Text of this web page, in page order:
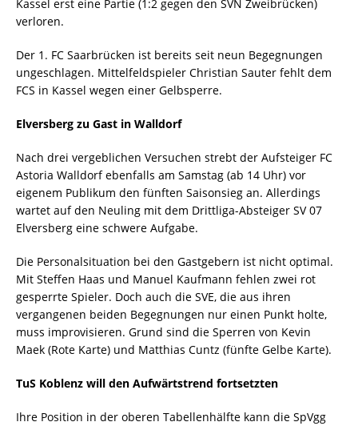
Kassel erst eine Partie (1:2 gegen den SVN Zweibrücken)
verloren.
Der 1. FC Saarbrücken ist bereits seit neun Begegnungen
ungeschlagen. Mittelfeldspieler Christian Sauter fehlt dem
FCS in Kassel wegen einer Gelbsperre.
Elversberg zu Gast in Walldorf
Nach drei vergeblichen Versuchen strebt der Aufsteiger FC
Astoria Walldorf ebenfalls am Samstag (ab 14 Uhr) vor
eigenem Publikum den fünften Saisonsieg an. Allerdings
wartet auf den Neuling mit dem Drittliga-Absteiger SV 07
Elversberg eine schwere Aufgabe.
Die Personalsituation bei den Gastgebern ist nicht optimal.
Mit Steffen Haas und Manuel Kaufmann fehlen zwei rot
gesperrte Spieler. Doch auch die SVE, die aus ihren
vergangenen beiden Begegnungen nur einen Punkt holte,
muss improvisieren. Grund sind die Sperren von Kevin
Maek (Rote Karte) und Matthias Cuntz (fünfte Gelbe Karte).
TuS Koblenz will den Aufwärtstrend fortsetzten
Ihre Position in der oberen Tabellenhälfte kann die SpVgg